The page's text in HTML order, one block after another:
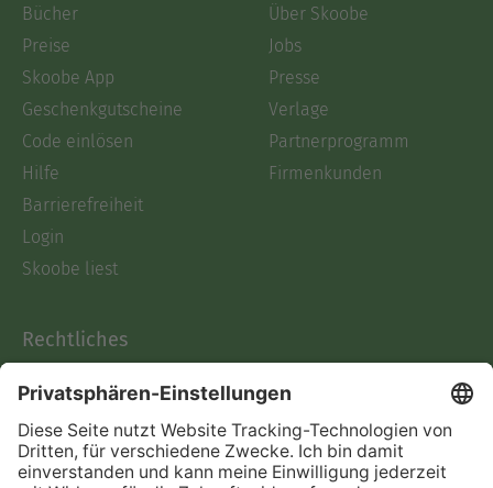
Bücher
Preise
Skoobe App
Geschenkgutscheine
Code einlösen
Hilfe
Barrierefreiheit
Login
Skoobe liest
Über Skoobe
Jobs
Presse
Verlage
Partnerprogramm
Firmenkunden
Rechtliches
AGB
Informationen nach Data
Act